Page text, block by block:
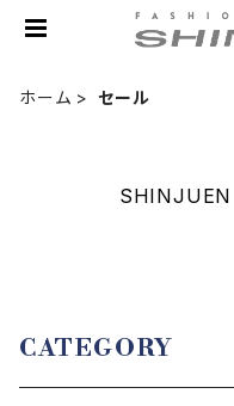
ホーム セール
SHINJUEN
CATEGORY